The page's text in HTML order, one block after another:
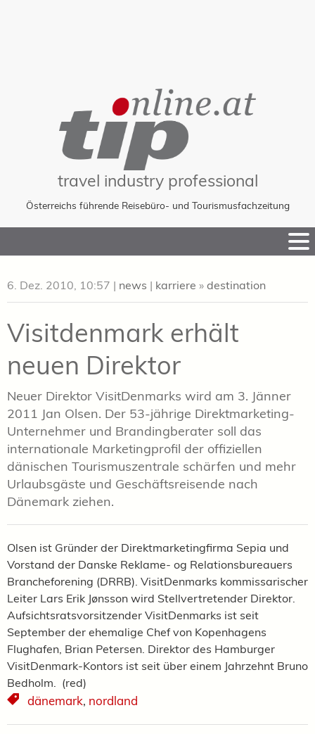
travel industry professional
Österreichs führende Reisebüro- und Tourismusfachzeitung
to
6. Dez. 2010, 10:57 | news | karriere » destination
Visitdenmark erhält
neuen Direktor
Neuer Direktor VisitDenmarks wird am 3. Jänner
2011 Jan Olsen. Der 53-jährige Direktmarketing-
Unternehmer und Brandingberater soll das
internationale Marketingprofil der offiziellen
dänischen Tourismuszentrale schärfen und mehr
Urlaubsgäste und Geschäftsreisende nach
Dänemark ziehen.
Olsen ist Gründer der Direktmarketingfirma Sepia und
Vorstand der Danske Reklame- og Relationsbureauers
Brancheforening (DRRB). VisitDenmarks kommissarischer
Leiter Lars Erik Jønsson wird Stellvertretender Direktor.
Aufsichtsratsvorsitzender VisitDenmarks ist seit
September der ehemalige Chef von Kopenhagens
Flughafen, Brian Petersen. Direktor des Hamburger
VisitDenmark-Kontors ist seit über einem Jahrzehnt Bruno
Bedholm. (red)
dänemark, nordland